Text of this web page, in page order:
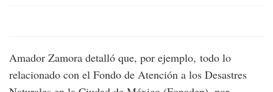
Amador Zamora detalló que, por ejemplo, todo lo
relacionado con el Fondo de Atención a los Desastres